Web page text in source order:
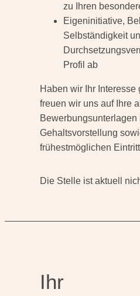
zu Ihren
Eigeninitiative,
Selbständigkeit
Profil ab
Haben wir Ihr Interesse
freuen wir uns auf Ihre
Bewerbungsunterlagen
Gehaltsvorstellung
frühestmöglichen
Die Stelle ist aktuell
Ihr